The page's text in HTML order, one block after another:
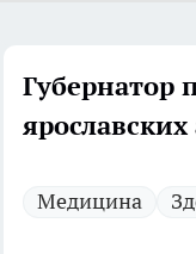
Губернатор
ярославских
Медицина